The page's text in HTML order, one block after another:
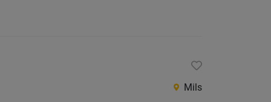
MilsAls Jobfinder